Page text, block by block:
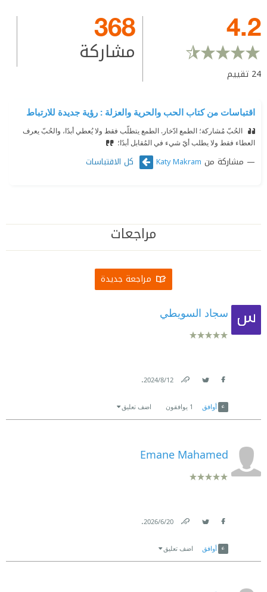
4.2
24 تقييم
368
مشاركة
اقتباسات من كتاب الحب والحرية والعزلة : رؤية جديدة للارتباط
‫ الحُبّ مُشاركة؛ الطمع ادّخار. الطمع يتطلّب فقط ولا يُعطي أبدًا، والحُبّ يعرف
العطاء فقط ولا يطلب أيّ شيء في المُقابل أبدًا؛
مشاركة من Katy Makram كل الاقتباسات
مراجعات
مراجعة جديدة
سجاد السويطي
12‏/8‏/2024
.
أوافق 1 يوافقون اضف تعليق
Emane Mahamed
20‏/6‏/2026
.
أوافق اضف تعليق